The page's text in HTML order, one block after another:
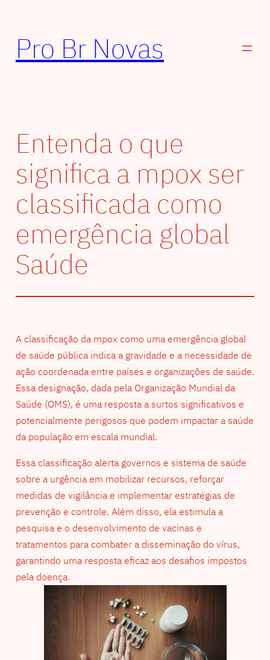
conteúdo
Pro Br Novas
Entenda o que
significa a mpox ser
classificada como
emergência global
Saúde
A classificação da mpox como uma emergência global
de saúde pública indica a gravidade e a necessidade de
ação coordenada entre países e organizações de saúde.
Essa designação, dada pela Organização Mundial da
Saúde (OMS), é uma resposta a surtos significativos e
potencialmente perigosos que podem impactar a saúde
da população em escala mundial.
Essa classificação alerta governos e sistema de saúde
sobre a urgência em mobilizar recursos, reforçar
medidas de vigilância e implementar estratégias de
prevenção e controle. Além disso, ela estimula a
pesquisa e o desenvolvimento de vacinas e
tratamentos para combater a disseminação do vírus,
garantindo uma resposta eficaz aos desafios impostos
pela doença.